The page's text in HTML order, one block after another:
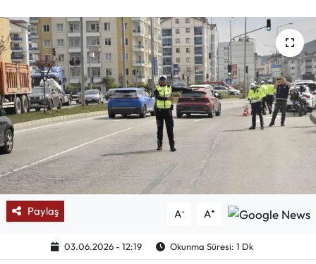
Paylaş A- A+
03.06.2026 - 12:19 Okunma Süresi: 1 Dk
Magazin
Mektup Galeri
Röportaj
Köşe Yazıları
Karikatür Galeri
BIK